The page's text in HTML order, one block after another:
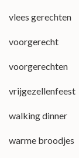
vlees gerechten
voorgerecht
voorgerechten
vrijgezellenfeest
walking dinner
warme broodjes